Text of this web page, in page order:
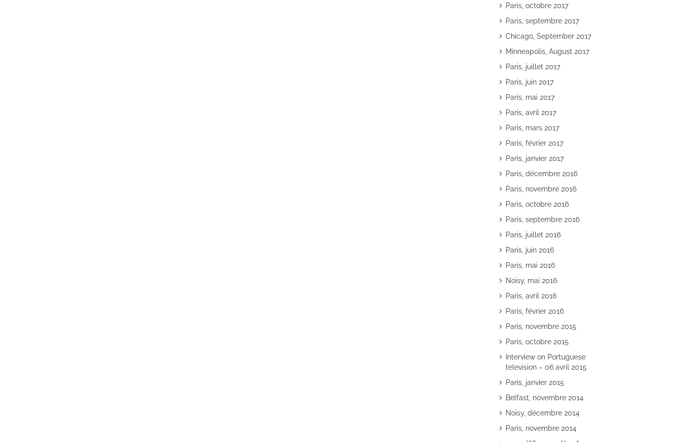
Paris, octobre 2017
Paris, septembre 2017
Chicago, September 2017
Minneapolis, August 2017
Paris, juillet 2017
Paris, juin 2017
Paris, mai 2017
Paris, avril 2017
Paris, mars 2017
Paris, février 2017
Paris, janvier 2017
Paris, décembre 2016
Paris, novembre 2016
Paris, octobre 2016
Paris, septembre 2016
Paris, juillet 2016
Paris, juin 2016
Paris, mai 2016
Noisy, mai 2016
Paris, avril 2016
Paris, février 2016
Paris, novembre 2015
Paris, octobre 2015
Interview on Portuguese
television – 06 avril 2015
Paris, janvier 2015
Belfast, novembre 2014
Noisy, décembre 2014
Paris, novembre 2014